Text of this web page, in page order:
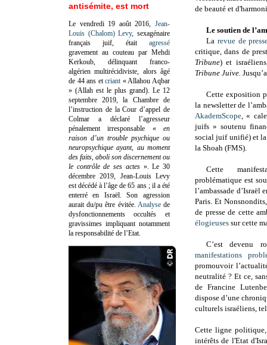
de beauté et
Le soutien de
La revue de
critique, dans de
Tribune) et
Tribune Juive.
Cette exposition
la newsletter de
AkademScope, «
juifs » soutenu
social juif unifié) et
la Shoah (FMS).
Cette
problématique est
l’ambassade
Paris. Et
de presse de cette
élogieuses sur cette
C’est devenu
manifestations
promouvoir
neutralité ? Et ce,
de Francine
dispose d’une
culturels israéliens,
Cette ligne politique,
intérêts de l'Etat
antisémite, est mort
Le vendredi 19 août 2016, Jean-
Louis (Chalom) Levy, sexagénaire
français juif, était agressé
gravement au couteau par Mehdi
Kerkoub, délinquant franco-
algérien multirécidiviste, alors âgé
de 44 ans etcriant « Allahou Aqbar
» (Allah est le plus grand). Le 12
septembre 2019, la Chambre de
l’instruction de la Cour d’appel de
Colmar a déclaré l’agresseur
pénalement irresponsable «en
raison d’un trouble psychique ou
neuropsychique ayant, au moment
des faits, aboli son discernement ou
le contrôle de ses actes». Le 30
décembre 2019, Jean-Louis Levy
est décédé à l’âge de 65 ans ; il a été
enterré en Israël. Son agression
aurait du/pu être évitée. Analysede
dysfonctionnements occultés et
gravissimes impliquant notamment
la responsabilité de l’Etat.